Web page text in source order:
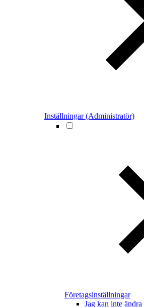
Inställningar (Administratör)
Företagsinställningar
Jag kan inte